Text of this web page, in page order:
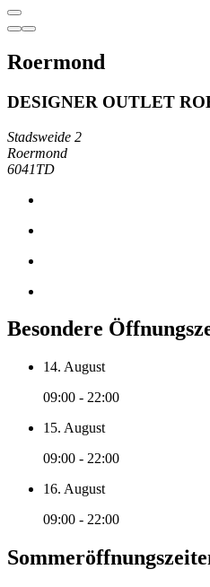
Roermond
DESIGNER OUTLET
Stadsweide 2
Roermond
6041TD
Besondere
14. August
09:00 - 22:00
15. August
09:00 - 22:00
16. August
09:00 - 22:00